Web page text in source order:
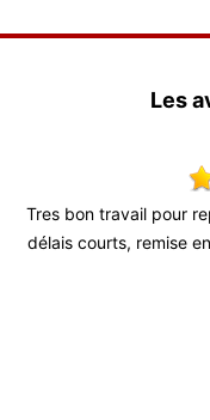
Les
Tres bon travail pour
délais courts, remise